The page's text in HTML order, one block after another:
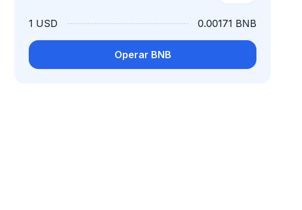
1 USD 0.00171 BNB
Operar BNB